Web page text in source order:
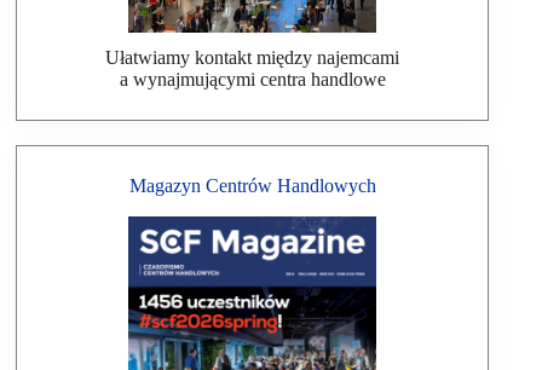
Ułatwiamy kontakt między najemcami
a wynajmującymi centra handlowe
Magazyn Centrów Handlowych